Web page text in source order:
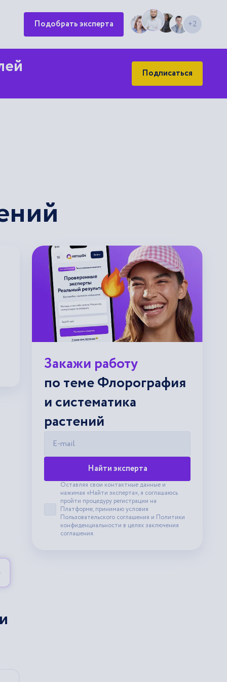
Подобрать эксперта +2
Подписаться
Закажи работу
по теме Флорография
и систематика
растений
Найти эксперта
Принять пользовательское соглашение
Оставляя свои контактные данные и
нажимая «Найти эксперта», я соглашаюсь
пройти процедуру регистрации на
Платформе, принимаю условия
Пользовательского соглашения и Политики
конфиденциальности в целях заключения
соглашения.